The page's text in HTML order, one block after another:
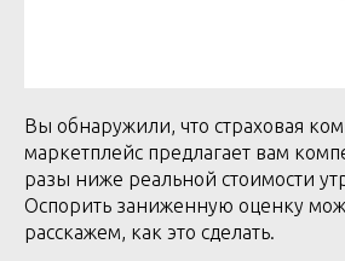
Вы обнаружили, что страховая
маркетплейс предлагает вам
разы ниже реальной стоимости
Оспорить заниженную оценку
расскажем, как это сделать.